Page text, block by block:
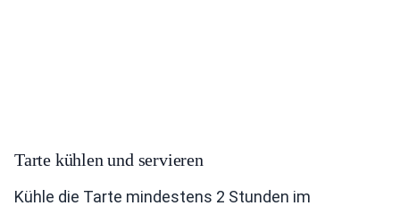
Tarte kühlen und servieren
Kühle die Tarte mindestens 2 Stunden im